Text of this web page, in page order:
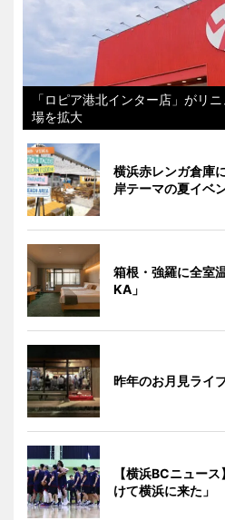
「ロピア港北インター店」がリ
場を拡大
横浜赤レンガ倉庫
岸テーマの夏イベ
箱根・強羅に全室
KA」
昨年のお月見ライ
【横浜BCニュー
けて横浜に来た」